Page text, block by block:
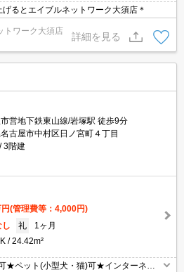
るとエイブルネットワーク大須店＊
トワーク大須店
詳細を見る
営地下鉄東山線/岩塚駅 徒歩9分
古屋市中村区日ノ宮町４丁目
3階建
(管理費等：4,000円)
し 礼
1ヶ月
24.42m²
★ペット(小型犬・猫)可★インターネッ